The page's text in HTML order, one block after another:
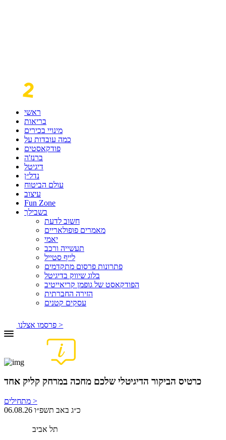
ראשי
בריאות
מינויי בכירים
כמה עובדות על
פודקאסטים
ברנז'ה
דיגיטל
נדל״ן
עולם הביטוח
עיצוב
Fun Zone
בשבילך
חשוב לדעת
מאמרים פופולאריים
יאמי
תעשייה ורכב
לייף סטייל
פתרונות פרסום מתקדמים
בלוג שיווק בדיגיטל
הפודקאסט של גופמן קריאייטיב
הזירה החברתית
עסקים קטנים
פרסמו אצלנו >
כרטיס הביקור הדיגיטלי שלכם מחכה במרחק קליק אחד
מתחילים >
06.08.26 כ״ג באב תשפ״ו
תל אביב